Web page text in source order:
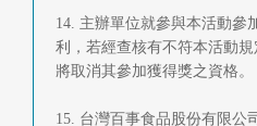
14. 主辦單位就參與本活動參
利，若經查核有不符本活動
將取消其參加獲得獎之資格。
15. 台灣百事食品股份有限公